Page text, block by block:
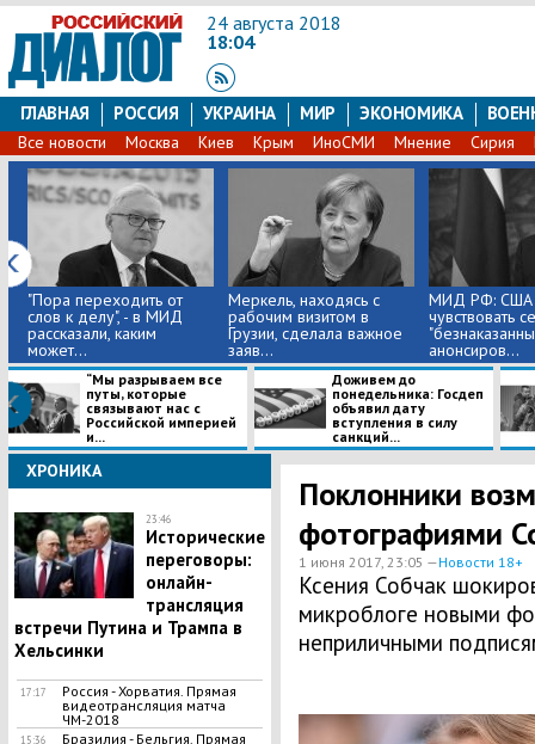
24 августа 2018
18:04
ГЛАВНАЯ РОССИЯ УКРАИНА МИР ЭКОНОМИКА
Все новости Москва Киев Крым ИноСМИ Мнение Сирия
"Пора переходить от
слов к делу", - в МИД
рассказали, каким
может...
Меркель, находясь с
рабочим визитом в
Грузии, сделала важное
заяв...
МИД РФ: США
чувствовать
анонсиров...
​“Мы разрываем все
путы, которые
связывают нас с
Российской империей
и...
Доживем до
понедельника: Госдеп
объявил дату
вступления в силу
санкций...
ХРОНИКА
23:46
Исторические
переговоры:
онлайн-
трансляция
встречи Путина и Трампа в
Хельсинки
17:17
Россия - Хорватия. Прямая
видеотрансляция матча
ЧМ-2018
15:36
Бразилия - Бельгия. Прямая
Поклонники
фотографиями
1 июня 2017, 23:05 —Новости 18+
Ксения Собчак
микроблоге новыми
неприличными